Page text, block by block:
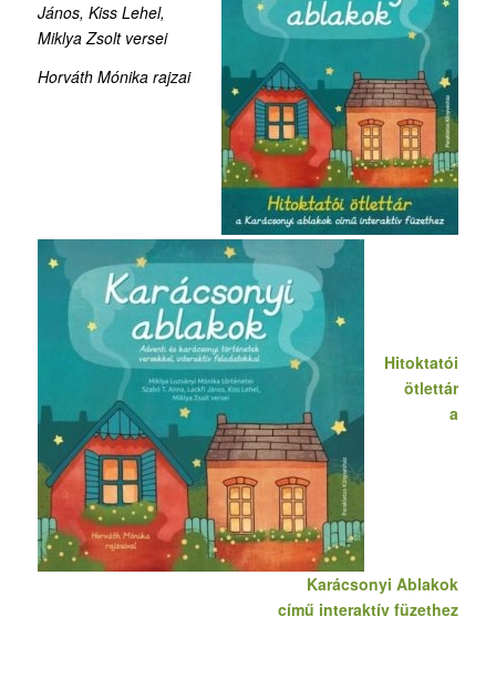
János, Kiss Lehel,
Miklya Zsolt versei
Horváth Mónika rajzai
Hitoktatói
ötlettár
a
Karácsonyi Ablakok
című interaktív füzethez